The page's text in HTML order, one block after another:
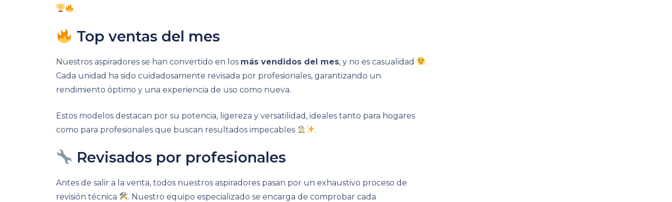
.
Top ventas del mes
Nuestros aspiradores se han convertido en los más vendidos del mes, y no es casualidad
.
Cada unidad ha sido cuidadosamente revisada por profesionales, garantizando un
rendimiento óptimo y una experiencia de uso como nueva.
Estos modelos destacan por su potencia, ligereza y versatilidad, ideales tanto para hogares
como para profesionales que buscan resultados impecables
.
Revisados por profesionales
Antes de salir a la venta, todos nuestros aspiradores pasan por un exhaustivo proceso de
revisión técnica
. Nuestro equipo especializado se encarga de comprobar cada